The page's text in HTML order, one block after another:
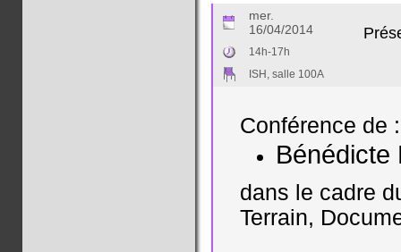
mer.
16/04/2014
14h-17h
ISH, salle 100A
Conférence de :
Bénédicte
dans le cadre
Terrain,